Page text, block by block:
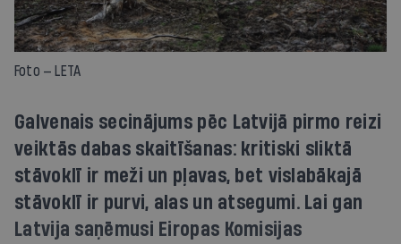
Foto — LETA
Galvenais secinājums pēc Latvijā pirmo reizi
veiktās dabas skaitīšanas: kritiski sliktā
stāvoklī ir meži un pļavas, bet vislabākajā
stāvoklī ir purvi, alas un atsegumi. Lai gan
Latvija saņēmusi Eiropas Komisijas